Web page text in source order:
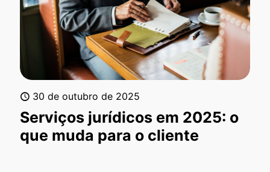
30 de outubro de 2025
Serviços jurídicos em 2025: o
que muda para o cliente